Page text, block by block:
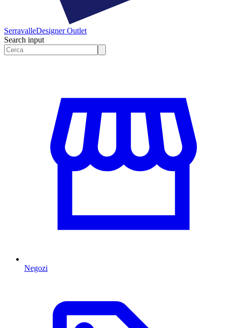
SerravalleDesigner Outlet
Search input
Negozi